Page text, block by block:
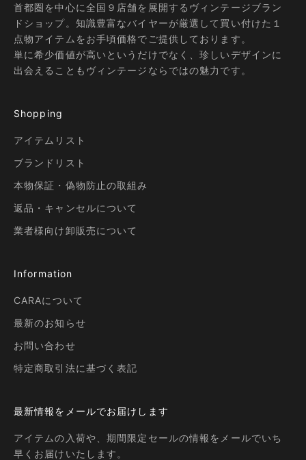
首都圏を中心に全国９店舗を展開するヴィンテージブラン
ドショップ。知識豊富なバイヤーが厳選して買い付けた１
点物アイテムをお手頃価格でご提供しております。
単に希少価値が高いというだけでなく、珍しいデザインに
出会えることもヴィンテージならではの魅力です。
Shopping
アイテムリスト
ブランドリスト
本物保証・偽物防止の取組み
返品・キャンセルについて
業者様向け卸販売について
Information
CARAについて
最新のお知らせ
お問い合わせ
特定商取引法に基づく表記
最新情報をメールでお届けします
アイテムの入荷や、期間限定セールの情報をメールでいち
早くお届けいたします。